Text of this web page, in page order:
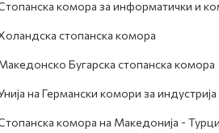
комора за информатички и
стопанска комора
Бугарска стопанска комора
на Германски комори за
комора на Македонија -